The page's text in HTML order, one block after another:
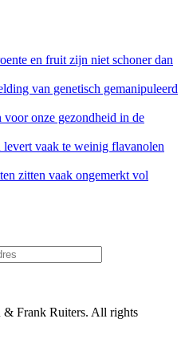
en fruit zijn niet schoner dan
van genetisch gemanipuleerd
onze gezondheid in de
vaak te weinig flavanolen
zitten vaak ongemerkt vol
Frank Ruiters. All rights